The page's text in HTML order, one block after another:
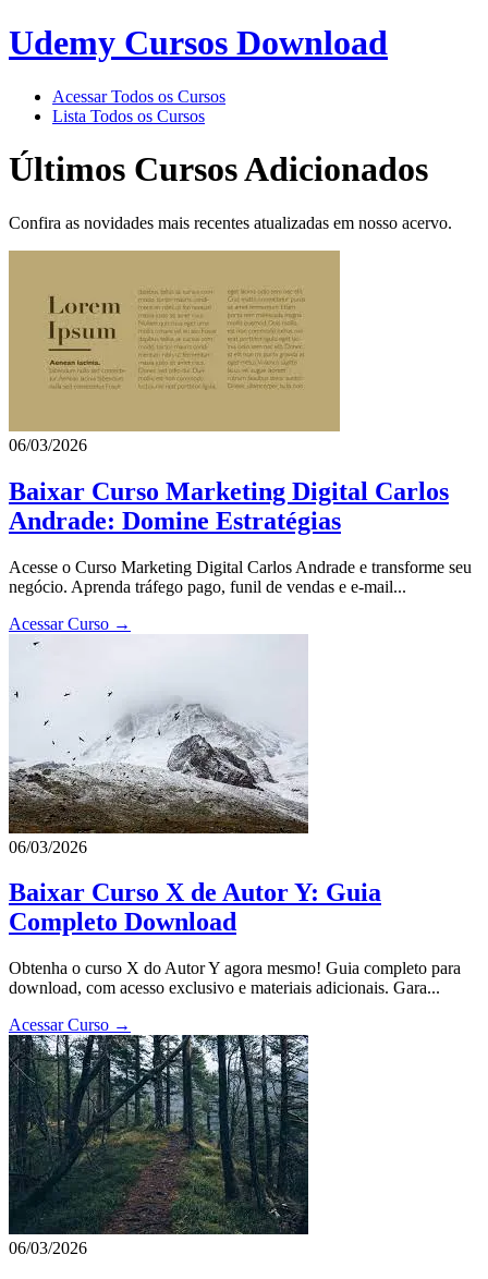
Udemy Cursos Download
Acessar Todos os Cursos
Lista Todos os Cursos
Últimos Cursos Adicionados
Confira as novidades mais recentes atualizadas em nosso acervo.
06/03/2026
Baixar Curso Marketing Digital Carlos
Andrade: Domine Estratégias
Acesse o Curso Marketing Digital Carlos Andrade e transforme seu
negócio. Aprenda tráfego pago, funil de vendas e e-mail...
Acessar Curso →
06/03/2026
Baixar Curso X de Autor Y: Guia
Completo Download
Obtenha o curso X do Autor Y agora mesmo! Guia completo para
download, com acesso exclusivo e materiais adicionais. Gara...
Acessar Curso →
06/03/2026